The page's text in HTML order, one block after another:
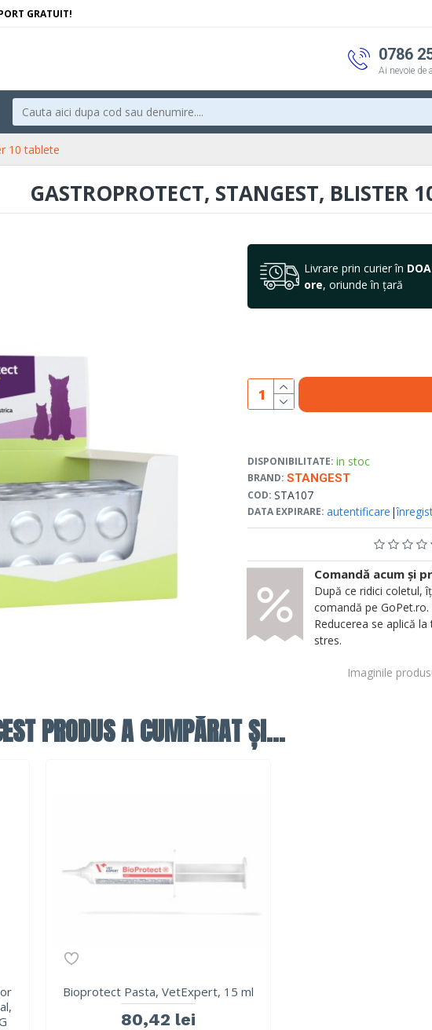
GRATUIT!
0786
Ai nevoie de
10 tablete
GASTROPROTECT, STANGEST, BLISTER
Livrare prin curier în
ore, oriunde în țară
DISPONIBILITATE: in stoc
BRAND: STANGEST
COD: STA107
DATA EXPIRARE: autentificare |
Imaginile
Comandă acum și
După ce ridici coletul,
comandă pe
Reducerea se aplică
stres.
PRODUS A CUMPĂRAT ȘI...
Bioprotect Pasta, VetExpert, 15 ml
80,42 lei